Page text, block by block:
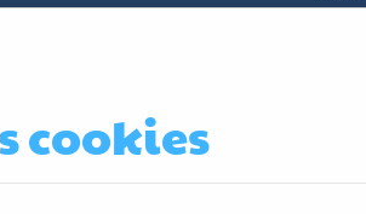
cookies